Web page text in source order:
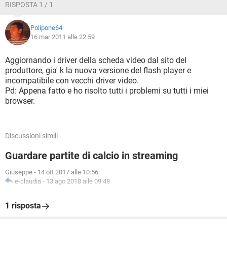
RISPOSTA 1 / 1
Polipone64
16 mar 2011 alle 22:59
Aggiornando i driver della scheda video dal sito del
produttore, gia' k la nuova versione del flash player e
incompatibile con vecchi driver video.
Pd: Appena fatto e ho risolto tutti i problemi su tutti i miei
browser.
Discussioni simili
Guardare partite di calcio in streaming
Giuseppe - 14 ott 2017 alle 10:56
e-claudia - 13 ago 2018 alle 09:48
1 risposta